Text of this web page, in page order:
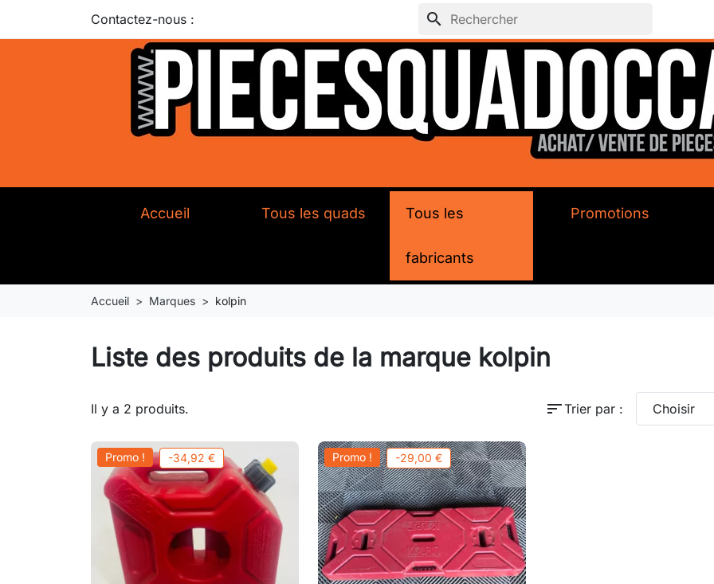
Contactez-nous : search
Accueil Tous les quads Tous les
fabricants
Promotions
Accueil Marques kolpin
Liste des produits de la marque kolpin
Il y a 2 produits. sortTrier par : Choisir
Promo ! -34,92 € Promo ! -29,00 €